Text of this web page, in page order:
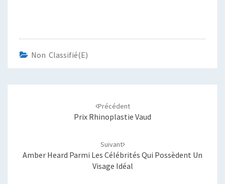
Non Classifié(e)
Précédent
Prix Rhinoplastie Vaud
Suivant
Amber Heard Parmi Les Célébrités Qui Possèdent Un
Visage Idéal